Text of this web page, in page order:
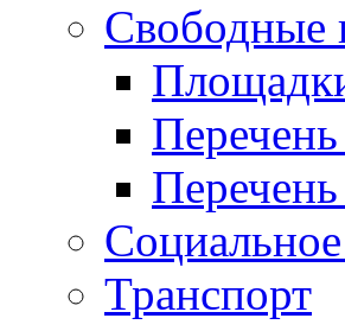
Свободные
Транспорт